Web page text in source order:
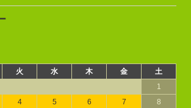
火 水 木 金
土
1
4 5 6 7
8